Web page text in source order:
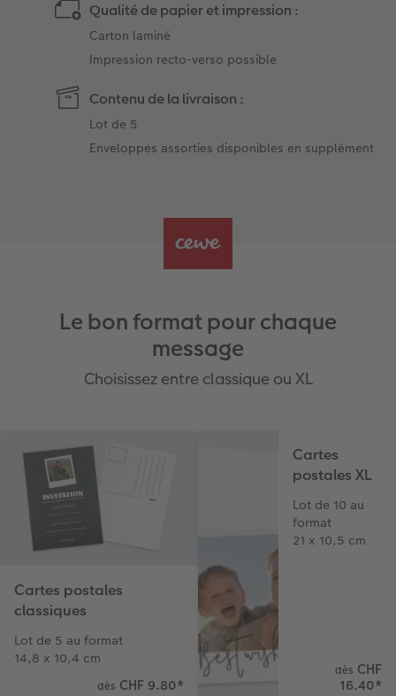
Qualité de papier et impression :
Carton laminé
Impression recto-verso possible
Contenu de la livraison :
Lot de 5
Enveloppes assorties disponibles en supplément
Le bon format pour chaque
message
Choisissez entre classique ou XL
Cartes postales
classiques
Lot de 5 au format
14,8 x 10,4 cm
dès CHF 9.80*
Cartes
postales XL
Lot de 10 au
format
21 x 10,5 cm
dès CHF
16.40*